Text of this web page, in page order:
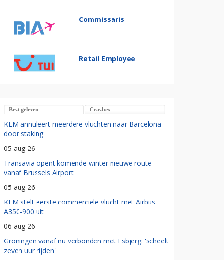
Commissaris
Retail Employee
Best gelezen Crashes
KLM annuleert meerdere vluchten naar Barcelona
door staking
05 aug 26
Transavia opent komende winter nieuwe route
vanaf Brussels Airport
05 aug 26
KLM stelt eerste commerciële vlucht met Airbus
A350-900 uit
06 aug 26
Groningen vanaf nu verbonden met Esbjerg: 'scheelt
zeven uur rijden'